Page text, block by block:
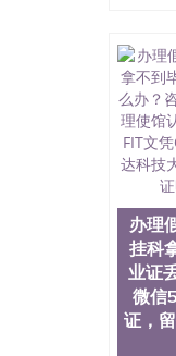
办理
挂科
业证
微信
证，